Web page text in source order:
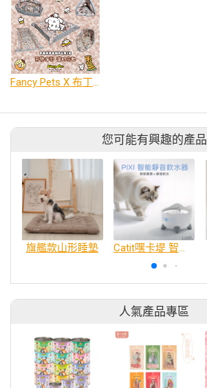
Fancy Pets X 布丁狗 百變造型寵物睡床墊
您可能有興趣的產品
旗艦款山形睡墊 Catit嘿卡堤 智能靜音飲水器2.5L系列
人氣產品專區